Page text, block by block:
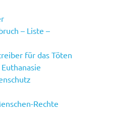
– Liste –
für das Töten
Rechte